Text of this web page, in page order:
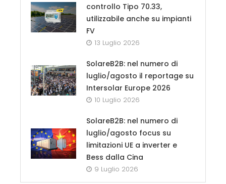
controllo Tipo 70.33,
utilizzabile anche su impianti
FV
13 Luglio 2026
SolareB2B: nel numero di
luglio/agosto il reportage su
Intersolar Europe 2026
10 Luglio 2026
SolareB2B: nel numero di
luglio/agosto focus su
limitazioni UE a inverter e
Bess dalla Cina
9 Luglio 2026